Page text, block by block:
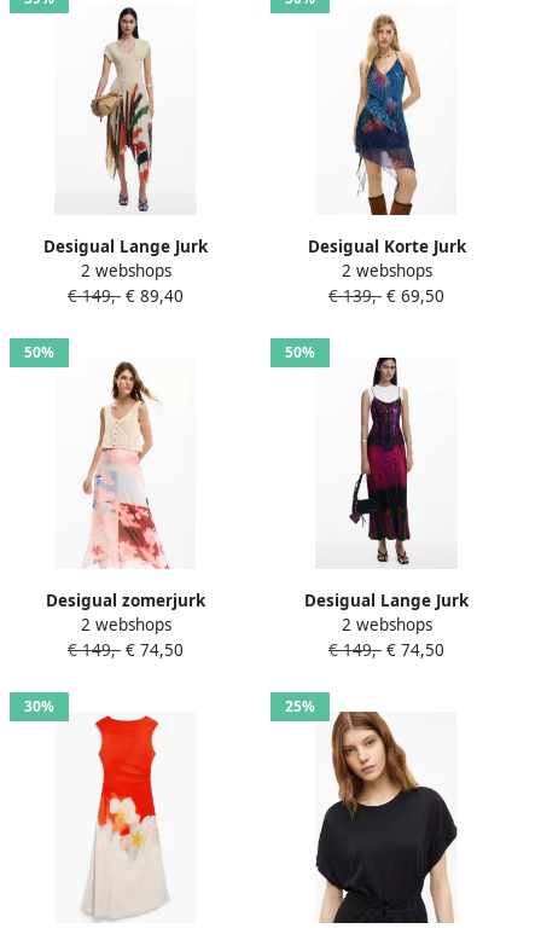
Desigual Lange Jurk
BRUSHES LACROIX
2 webshops
€ 149,- € 89,40
Desigual Korte Jurk
VEST_NORA 26SWVK36
2 webshops
€ 139,- € 69,50
50%
Desigual zomerjurk
lichtroze
2 webshops
€ 149,- € 74,50
50%
Desigual Lange Jurk
VEST_ALAS_LACROIX
26SWVW42
2 webshops
€ 149,- € 74,50
30% 25%